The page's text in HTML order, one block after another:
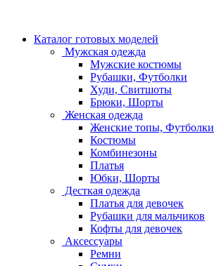
Каталог готовых моделей
Мужская одежда
Мужские костюмы
Рубашки, Футболки
Худи, Свитшоты
Брюки, Шорты
Женская одежда
Женские топы, Футболки
Костюмы
Комбинезоны
Платья
Юбки, Шорты
Десткая одежда
Платья для девочек
Рубашки для мальчиков
Кофты для девочек
Аксессуары
Ремни